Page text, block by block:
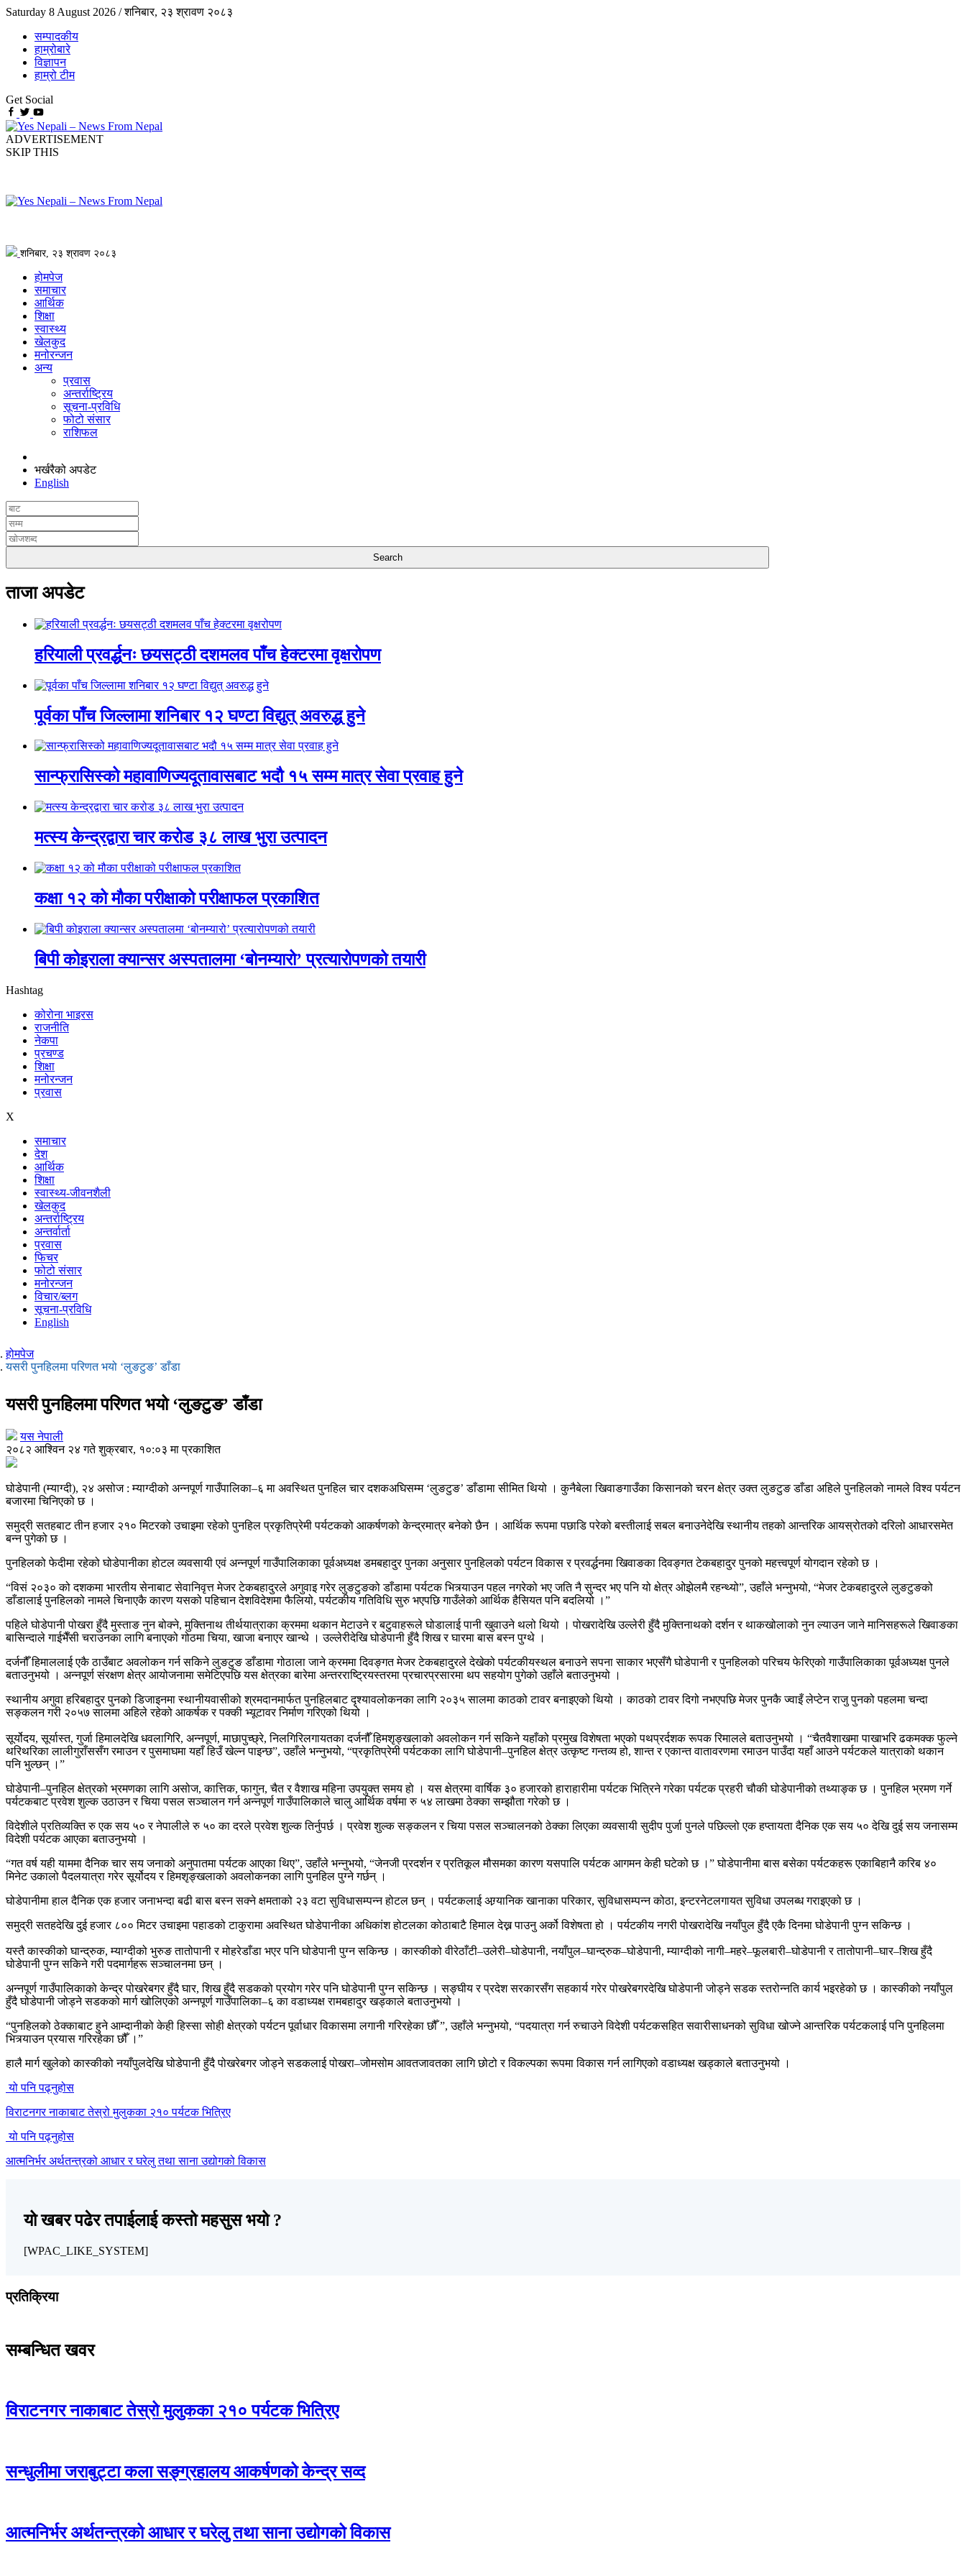
Saturday 8 August 2026 /शनिबार, २३ श्रावण २०८३
सम्पादकीय
हाम्रोबारे
विज्ञापन
हाम्रो टीम
Get Social
ADVERTISEMENT
SKIP THIS
शनिबार, २३ श्रावण २०८३
होमपेज
समाचार
आर्थिक
शिक्षा
स्वास्थ्य
खेलकुद
मनोरन्जन
अन्य
प्रवास
अन्तर्राष्ट्रिय
सूचना-प्रविधि
फोटो संसार
राशिफल
भर्खरैको अपडेट
English
ताजा अपडेट
हरियाली प्रवर्द्धनः छयसट्ठी दशमलव पाँच हेक्टरमा वृक्षरोपण
पूर्वका पाँच जिल्लामा शनिबार १२ घण्टा विद्युत् अवरुद्ध हुने
सान्फ्रासिस्को महावाणिज्यदूतावासबाट भदौ १५ सम्म मात्र सेवा प्रवाह हुने
मत्स्य केन्द्रद्वारा चार करोड ३८ लाख भुरा उत्पादन
कक्षा १२ को मौका परीक्षाको परीक्षाफल प्रकाशित
बिपी कोइराला क्यान्सर अस्पतालमा ‘बोनम्यारो’ प्रत्यारोपणको तयारी
Hashtag
कोरोना भाइरस
राजनीति
नेकपा
प्रचण्ड
शिक्षा
मनोरन्जन
प्रवास
X
समाचार
देश
आर्थिक
शिक्षा
स्वास्थ्य-जीवनशैली
खेलकुद
अन्तर्राष्ट्रिय
अन्तर्वार्ता
प्रवास
फिचर
फोटो संसार
मनोरन्जन
विचार/ब्लग
सूचना-प्रविधि
English
होमपेज
यसरी पुनहिलमा परिणत भयो ‘लुङटुङ’ डाँडा
यसरी पुनहिलमा परिणत भयो ‘लुङटुङ’ डाँडा
यस नेपाली
२०८२ आश्विन २४ गते शुक्रबार, १०:०३ मा प्रकाशित
घोडेपानी (म्याग्दी), २४ असोज : म्याग्दीको अन्नपूर्ण गाउँपालिका–६ मा अवस्थित पुनहिल चार दशकअघिसम्म ‘लुङटुङ’ डाँडामा सीमित थियो । कुनैबेला खिवाङगाउँका किसानको चरन क्षेत्र उक्त लुङटुङ डाँडा अहिले पुनहिलको नामले विश्व पर्यटन
बजारमा चिनिएको छ ।
समुद्री सतहबाट तीन हजार २१० मिटरको उचाइमा रहेको पुनहिल प्रकृतिप्रेमी पर्यटकको आकर्षणको केन्द्रमात्र बनेको छैन । आर्थिक रूपमा पछाडि परेको बस्तीलाई सबल बनाउनेदेखि स्थानीय तहको आन्तरिक आयस्रोतको दरिलो आधारसमेत
बन्न पुगेको छ ।
पुनहिलको फेदीमा रहेको घोडेपानीका होटल व्यवसायी एवं अन्नपूर्ण गाउँपालिकाका पूर्वअध्यक्ष डमबहादुर पुनका अनुसार पुनहिलको पर्यटन विकास र प्रवर्द्धनमा खिवाङका दिवङ्गत टेकबहादुर पुनको महत्त्वपूर्ण योगदान रहेको छ ।
“विसं २०३० को दशकमा भारतीय सेनाबाट सेवानिवृत्त मेजर टेकबहादुरले अगुवाइ गरेर लुङटुङको डाँडामा पर्यटक भित्र्याउन पहल नगरेको भए जति नै सुन्दर भए पनि यो क्षेत्र ओझेलमै रहन्थ्यो”, उहाँले भन्नुभयो, “मेजर टेकबहादुरले लुङटुङको
डाँडालाई पुनहिलको नामले चिनाएकै कारण यसको पहिचान देशविदेशमा फैलियो, पर्यटकीय गतिविधि सुरु भएपछि गाउँलेको आर्थिक हैसियत पनि बदलियो ।”
पहिले घोडेपानी पोखरा हुँदै मुस्ताङ नुन बोक्ने, मुक्तिनाथ तीर्थयात्राका क्रममा थकान मेटाउने र बटुवाहरूले घोडालाई पानी खुवाउने थलो थियो । पोखरादेखि उल्लेरी हुँदै मुक्तिनाथको दर्शन र थाकखोलाको नुन ल्याउन जाने मानिसहरूले खिवाङका
बासिन्दाले गाईभैँसी चराउनका लागि बनाएको गोठमा चिया, खाजा बनाएर खान्थे । उल्लेरीदेखि घोडेपानी हुँदै शिख र घारमा बास बस्न पुग्थे ।
दर्जनौँ हिमाललाई एकै ठाउँबाट अवलोकन गर्न सकिने लुङटुङ डाँडामा गोठाला जाने क्रममा दिवङ्गत मेजर टेकबहादुरले देखेको पर्यटकीयस्थल बनाउने सपना साकार भएसँगै घोडेपानी र पुनहिलको परिचय फेरिएको गाउँपालिकाका पूर्वअध्यक्ष पुनले
बताउनुभयो । अन्नपूर्ण संरक्षण क्षेत्र आयोजनामा समेटिएपछि यस क्षेत्रका बारेमा अन्तरराष्ट्रियस्तरमा प्रचारप्रसारमा थप सहयोग पुगेको उहाँले बताउनुभयो ।
स्थानीय अगुवा हरिबहादुर पुनको डिजाइनमा स्थानीयवासीको श्रमदानमार्फत पुनहिलबाट दृश्यावलोकनका लागि २०३५ सालमा काठको टावर बनाइएको थियो । काठको टावर दिगो नभएपछि मेजर पुनकै ज्वाइँ लेप्टेन राजु पुनको पहलमा चन्दा
सङ्कलन गरी २०५७ सालमा अहिले रहेको आकर्षक र पक्की भ्यूटावर निर्माण गरिएको थियो ।
सूर्योदय, सूर्यास्त, गुर्जा हिमालदेखि धवलागिरि, अन्नपूर्ण, माछापुच्छ्रे, निलगिरिलगायतका दर्जनौँ हिमशृङ्खलाको अवलोकन गर्न सकिने यहाँको प्रमुख विशेषता भएको पथप्रर्दशक रूपक रिमालले बताउनुभयो । “चैतवैशाखमा पाखाभरि ढकमक्क फुल्ने
थरिथरिका लालीगुराँससँग रमाउन र पुसमाघमा यहाँ हिउँ खेल्न पाइन्छ”, उहाँले भन्नुभयो, “प्रकृतिप्रेमी पर्यटकका लागि घोडेपानी–पुनहिल क्षेत्र उत्कृष्ट गन्तव्य हो, शान्त र एकान्त वातावरणमा रमाउन पाउँदा यहाँ आउने पर्यटकले यात्राको थकान
पनि भुल्छन् ।”
घोडेपानी–पुनहिल क्षेत्रको भ्रमणका लागि असोज, कात्तिक, फागुन, चैत र वैशाख महिना उपयुक्त समय हो । यस क्षेत्रमा वार्षिक ३० हजारको हाराहारीमा पर्यटक भित्रिने गरेका पर्यटक प्रहरी चौकी घोडेपानीको तथ्याङ्क छ । पुनहिल भ्रमण गर्ने
पर्यटकबाट प्रवेश शुल्क उठाउन र चिया पसल सञ्चालन गर्न अन्नपूर्ण गाउँपालिकाले चालु आर्थिक वर्षमा रु ५४ लाखमा ठेक्का सम्झौता गरेको छ ।
विदेशीले प्रतिव्यक्ति रु एक सय ५० र नेपालीले रु ५० का दरले प्रवेश शुल्क तिर्नुपर्छ । प्रवेश शुल्क सङ्कलन र चिया पसल सञ्चालनको ठेक्का लिएका व्यवसायी सुदीप पुर्जा पुनले पछिल्लो एक हप्तायता दैनिक एक सय ५० देखि दुई सय जनासम्म
विदेशी पर्यटक आएका बताउनुभयो ।
“गत वर्ष यही याममा दैनिक चार सय जनाको अनुपातमा पर्यटक आएका थिए”, उहाँले भन्नुभयो, “जेनजी प्रदर्शन र प्रतिकूल मौसमका कारण यसपालि पर्यटक आगमन केही घटेको छ ।” घोडेपानीमा बास बसेका पर्यटकहरू एकाबिहानै करिब ४०
मिनेट उकालो पैदलयात्रा गरेर सूर्योदय र हिमशृङ्खलाको अवलोकनका लागि पुनहिल पुग्ने गर्छन् ।
घोडेपानीमा हाल दैनिक एक हजार जनाभन्दा बढी बास बस्न सक्ने क्षमताको २३ वटा सुविधासम्पन्न होटल छन् । पर्यटकलाई अग्र्यानिक खानाका परिकार, सुविधासम्पन्न कोठा, इन्टरनेटलगायत सुविधा उपलब्ध गराइएको छ ।
समुद्री सतहदेखि दुई हजार ८०० मिटर उचाइमा पहाडको टाकुरामा अवस्थित घोडेपानीका अधिकांश होटलका कोठाबाटै हिमाल देख्न पाउनु अर्को विशेषता हो । पर्यटकीय नगरी पोखरादेखि नयाँपुल हुँदै एकै दिनमा घोडेपानी पुग्न सकिन्छ ।
यस्तै कास्कीको घान्द्रुक, म्याग्दीको भुरुङ तातोपानी र मोहरेडाँडा भएर पनि घोडेपानी पुग्न सकिन्छ । कास्कीको वीरेठाँटी–उलेरी–घोडेपानी, नयाँपुल–घान्द्रुक–घोडेपानी, म्याग्दीको नागी–महरे–फूलबारी–घोडेपानी र तातोपानी–घार–शिख हुँदै
घोडेपानी पुग्न सकिने गरी पदमार्गहरू सञ्चालनमा छन् ।
अन्नपूर्ण गाउँपालिकाको केन्द्र पोखरेबगर हुँदै घार, शिख हुँदै सडकको प्रयोग गरेर पनि घोडेपानी पुग्न सकिन्छ । सङ्घीय र प्रदेश सरकारसँग सहकार्य गरेर पोखरेबगरदेखि घोडेपानी जोड्ने सडक स्तरोन्नति कार्य भइरहेको छ । कास्कीको नयाँपुल
हुँदै घोडेपानी जोड्ने सडकको मार्ग खोलिएको अन्नपूर्ण गाउँपालिका–६ का वडाध्यक्ष रामबहादुर खड्काले बताउनुभयो ।
“पुनहिलको ठेक्काबाट हुने आम्दानीको केही हिस्सा सोही क्षेत्रको पर्यटन पूर्वाधार विकासमा लगानी गरिरहेका छौँ ”, उहाँले भन्नुभयो, “पदयात्रा गर्न रुचाउने विदेशी पर्यटकसहित सवारीसाधनको सुविधा खोज्ने आन्तरिक पर्यटकलाई पनि पुनहिलमा
भित्र्याउन प्रयास गरिरहेका छौँ ।”
हालै मार्ग खुलेको कास्कीको नयाँपुलदेखि घोडेपानी हुँदै पोखरेबगर जोड्ने सडकलाई पोखरा–जोमसोम आवतजावतका लागि छोटो र विकल्पका रूपमा विकास गर्न लागिएको वडाध्यक्ष खड्काले बताउनुभयो ।
यो पनि पढ्नुहोस
विराटनगर नाकाबाट तेस्रो मुलुकका २१० पर्यटक भित्रिए
यो पनि पढ्नुहोस
आत्मनिर्भर अर्थतन्त्रको आधार र घरेलु तथा साना उद्योगको विकास
यो खबर पढेर तपाईलाई कस्तो महसुस भयो ?
[WPAC_LIKE_SYSTEM]
प्रतिक्रिया
सम्बन्धित खवर
विराटनगर नाकाबाट तेस्रो मुलुकका २१० पर्यटक भित्रिए
सन्धुलीमा जराबुट्टा कला सङ्ग्रहालय आकर्षणको केन्द्र सव्द
आत्मनिर्भर अर्थतन्त्रको आधार र घरेलु तथा साना उद्योगको विकास